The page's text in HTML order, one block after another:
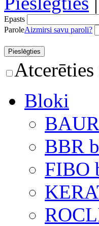
Epasts
ParoleAizmirsi savu paroli?
Atcerēties
Bloki
BBR
FIBO